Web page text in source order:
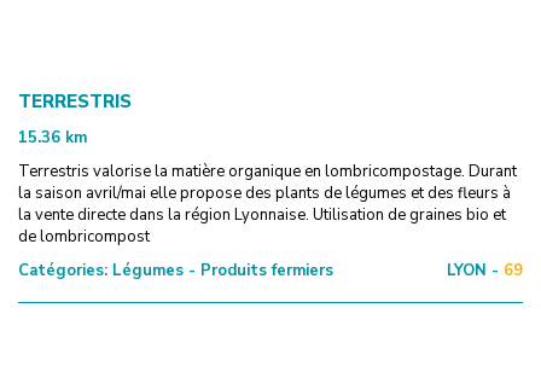
TERRESTRIS
15.36 km
Terrestris valorise la matière organique en lombricompostage. Durant
la saison avril/mai elle propose des plants de légumes et des fleurs à
la vente directe dans la région Lyonnaise. Utilisation de graines bio et
de lombricompost
Catégories: Légumes - Produits fermiers LYON - 69